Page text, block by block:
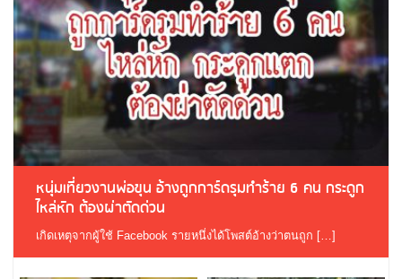
หนุ่มเที่ยวงานพ่อขุน อ้างถูกการ์ดรุมทำร้าย 6 คน กระดูก
ไหล่หัก ต้องผ่าตัดด่วน
เกิดเหตุจากผู้ใช้ Facebook รายหนึ่งได้โพสต์อ้างว่าตนถูก […]